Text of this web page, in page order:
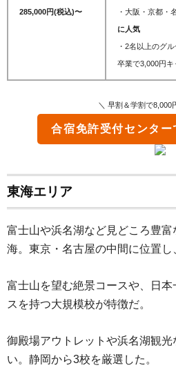
285,000円(税込)〜 ・大阪・京都・
に人気
・2名以上のグ
卒業で3,000円キ
＼ 早割＆学割で8,000
合宿免許受付センター
東海エリア
富士山や浜名湖など見どころ豊
海。東京・名古屋の中間に位置し
富士山を望む絶景コースや、日
スを持つ大規模校が特徴だ。
御殿場アウトレットや浜名湖観
い。静岡から3校を厳選した。